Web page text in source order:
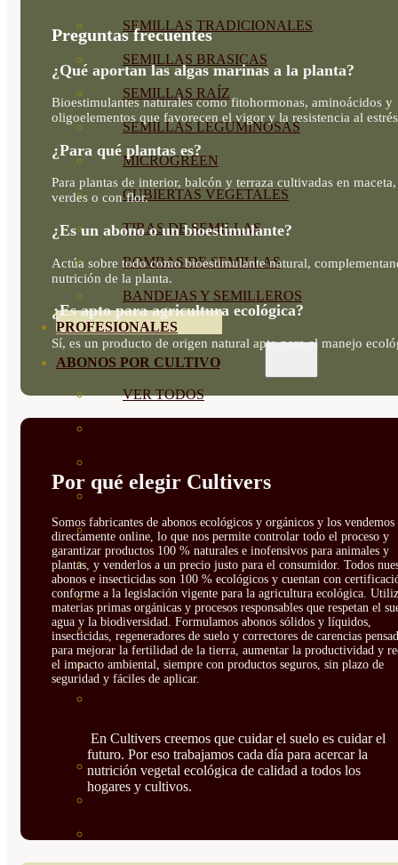
SEMILLAS TRADICIONALES
SEMILLAS BRASICAS
SEMILLAS RAÍZ
SEMILLAS LEGUMINOSAS
MICROGREEN
CUBIERTAS VEGETALES
TIRAS DE SEMILLAS
BOMBAS DE SEMILLAS
BANDEJAS Y SEMILLEROS
PROFESIONALES
ABONOS POR CULTIVO
VER TODOS
CÍTRICOS
FRUTALES
CÉSPED
BONSAI
CONÍFERAS Y SETOS
OLIVO
SUCULENTAS
PLANTAS DE INTERIOR
Preguntas frecuentes
¿Qué aportan las algas marinas a la planta?
Bioestimulantes naturales como fitohormonas, aminoácidos y
oligoelementos que favorecen el vigor y la resistencia al
¿Para qué plantas es?
Para plantas de interior, balcón y terraza cultivadas en maceta,
verdes o con flor.
¿Es un abono o un bioestimulante?
Actúa sobre todo como bioestimulante natural,
nutrición de la planta.
¿Es apto para agricultura ecológica?
Sí, es un producto de origen natural apto para el manejo
Por qué elegir Cultivers
Somos fabricantes de abonos ecológicos y orgánicos y los vendemos
directamente online, lo que nos permite controlar todo el proceso y
garantizar productos 100 % naturales e inofensivos para animales y
plantas, y venderlos a un precio justo para el consumidor. Todos
abonos e insecticidas son 100 % ecológicos y cuentan con
conforme a la legislación vigente para la agricultura ecológica.
materias primas orgánicas y procesos responsables que respetan el
agua y la biodiversidad. Formulamos abonos sólidos y líquidos,
insecticidas, regeneradores de suelo y correctores de carencias
para mejorar la fertilidad de la tierra, aumentar la productividad y
el impacto ambiental, siempre con productos seguros, sin plazo de
seguridad y fáciles de aplicar.
En Cultivers creemos que cuidar el suelo es cuidar el
futuro. Por eso trabajamos cada día para acercar la
nutrición vegetal ecológica de calidad a todos los
hogares y cultivos.